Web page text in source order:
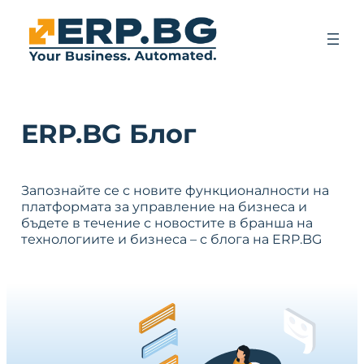
ERP.BG Блог
Запознайте се с новите функционалности на
платформата за управление на бизнеса и
бъдете в течение с новостите в бранша на
технологиите и бизнеса – с блога на ERP.BG